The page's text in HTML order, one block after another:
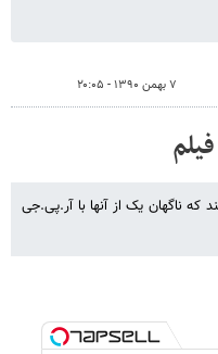
۷ بهمن ۱۳۹۰ - ۲۰:۰۵
که ناگهان یک از آنها با آر.پی.جی